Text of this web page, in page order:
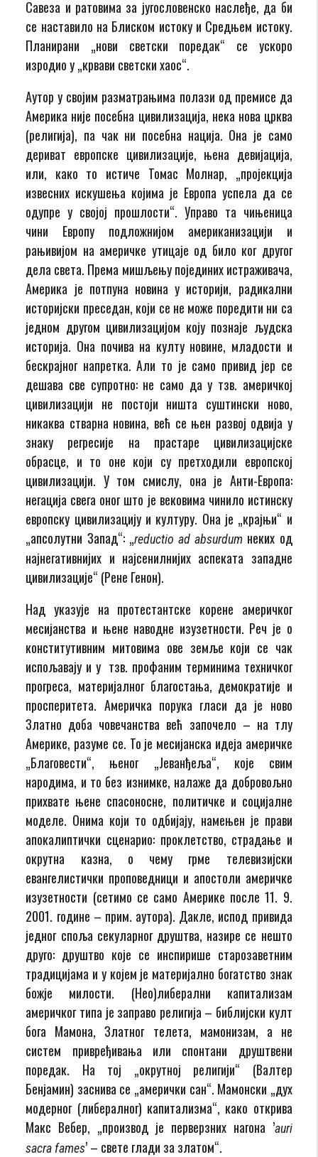
Савеза и ратовима за југословенско наслеђе, да би
се наставило на Блиском истоку и Средњем истоку.
Планирани „нови светски поредак“ се ускоро
изродио у „крвави светски хаос“.
Аутор у својим разматрањима полази од премисе да
Америка није посебна цивилизација, нека нова црква
(религија), па чак ни посебна нација. Она је само
дериват европске цивилизације, њена девијација,
или, како то истиче Томас Молнар, „пројекција
извесних искушења којима је Европа успела да се
одупре у својој прошлости“. Управо та чињеница
чини Европу подложнијом американизацији и
рањивијом на америчке утицаје од било ког другог
дела света. Према мишљењу појединих истраживача,
Америка је потпуна новина у историји, радикални
историјски преседан, који се не може поредити ни са
једном другом цивилизацијом коју познаје људска
историја. Она почива на култу новине, младости и
бескрајног напретка. Али то је само привид јер се
дешава све супротно: не само да у тзв. америчкој
цивилизацији не постоји ништа суштински ново,
никаква стварна новина, већ се њен развој одвија у
знаку регресије на прастаре цивилизацијске
обрасце, и то оне који су претходили европској
цивилизацији. У том смислу, она је Анти-Европа:
негација свега оног што је вековима чинило истинску
европску цивилизацију и културу. Она је „крајњи“ и
„апсолутни Запад“: „reductio ad absurdum неких од
најнегативнијих и најсенилнијих аспеката западне
цивилизације“ (Рене Генон).
Над указује на протестантске корене америчког
месијанства и њене наводне изузетности. Реч је о
конститутивним митовима ове земље који се чак
испољавају и у тзв. профаним терминима техничког
прогреса, материјалног благостања, демократије и
просперитета. Америчка порука гласи да је ново
Златно доба човечанства већ започело – на тлу
Америке, разуме се. То је месијанска идеја америчке
„Благовести“, њеног „Јеванђеља“, које свим
народима, и то без изнимке, налаже да добровољно
прихвате њене спасоносне, политичке и социјалне
моделе. Онима који то одбијају, намењен је прави
апокалиптички сценарио: проклетство, страдање и
окрутна казна, о чему грме телевизијски
евангелистички проповедници и апостоли америчке
изузетности (сетимо се само Америке после 11. 9.
2001. године – прим. аутора). Дакле, испод привида
једног споља секуларног друштва, назире се нешто
друго: друштво које се инспирише старозаветним
традицијама и у којем је материјално богатство знак
божје милости. (Нео)либерални капитализам
америчког типа је заправо религија – библијски култ
бога Мамона, Златног телета, мамонизам, а не
систем привређивања или спонтани друштвени
поредак. На тој „окрутној религији“ (Валтер
Бенјамин) заснива се „амерички сан“. Мамонски „дух
модерног (либералног) капитализма“, како открива
Макс Вебер, „производ је перверзних нагона ’auri
sacra fames’ – свете глади за златом“.